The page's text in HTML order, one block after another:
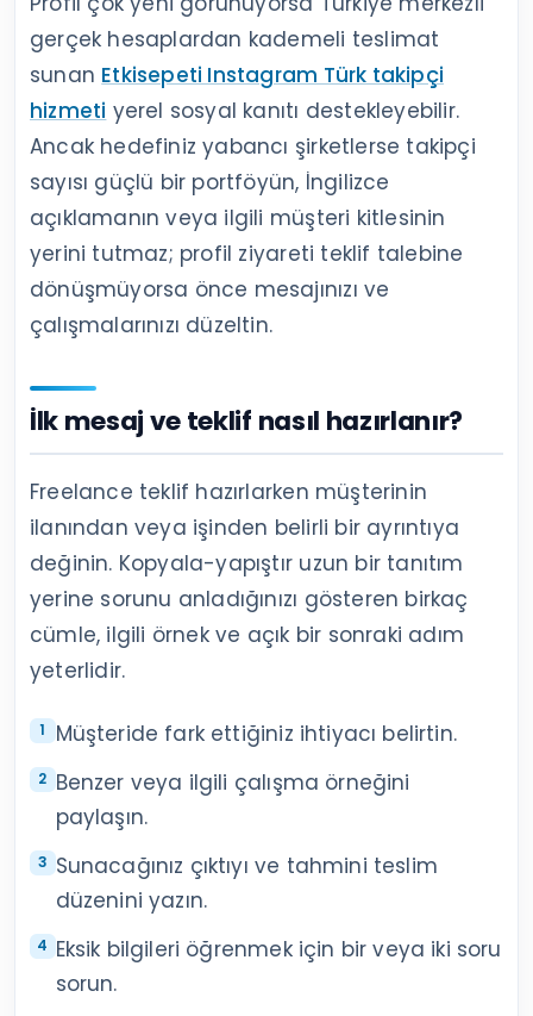
gerçek hesaplardan kademeli teslimat
sunan Etkisepeti Instagram Türk takipçi
hizmeti yerel sosyal kanıtı destekleyebilir.
Ancak hedefiniz yabancı şirketlerse takipçi
sayısı güçlü bir portföyün, İngilizce
açıklamanın veya ilgili müşteri kitlesinin
yerini tutmaz; profil ziyareti teklif talebine
dönüşmüyorsa önce mesajınızı ve
çalışmalarınızı düzeltin.
İlk mesaj ve teklif nasıl hazırlanır?
Freelance teklif hazırlarken müşterinin
ilanından veya işinden belirli bir ayrıntıya
değinin. Kopyala-yapıştır uzun bir tanıtım
yerine sorunu anladığınızı gösteren birkaç
cümle, ilgili örnek ve açık bir sonraki adım
yeterlidir.
Müşteride fark ettiğiniz ihtiyacı belirtin.
Benzer veya ilgili çalışma örneğini
paylaşın.
Sunacağınız çıktıyı ve tahmini teslim
düzenini yazın.
Eksik bilgileri öğrenmek için bir veya iki soru
sorun.